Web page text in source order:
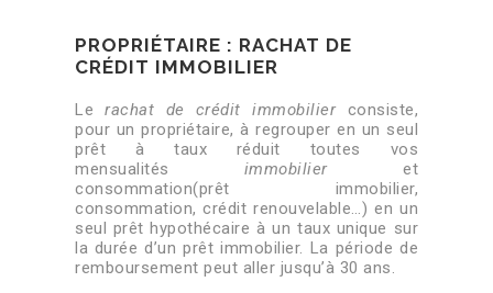
PROPRIÉTAIRE : RACHAT DE
CRÉDIT IMMOBILIER
Lerachat de crédit immobilier consiste,
pour un propriétaire, à regrouper en un seul
prêt à taux réduit toutes vos
mensualités immobilieret
consommation(prêt immobilier,
consommation, crédit renouvelable…) en un
seul prêt hypothécaire à un taux unique sur
la durée d’un prêt immobilier. La période de
remboursement peut aller jusqu’à 30 ans.